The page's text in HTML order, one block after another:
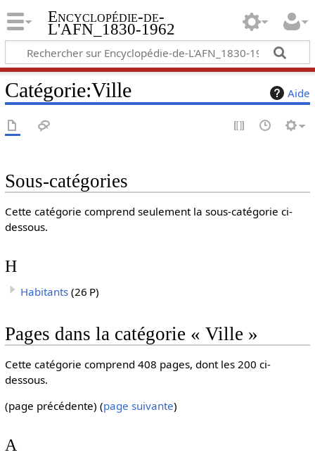
Encyclopédie-de-
L'AFN_1830-1962
Aide
Catégorie:Ville
Sous-catégories
Cette catégorie comprend seulement la sous-catégorie ci-
dessous.
H
Habitants (26 P)
Pages dans la catégorie « Ville »
Cette catégorie comprend 408 pages, dont les 200 ci-
dessous.
(page précédente) (page suivante)
A